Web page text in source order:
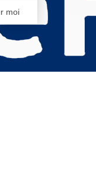
moi
vos Options
paramètres de